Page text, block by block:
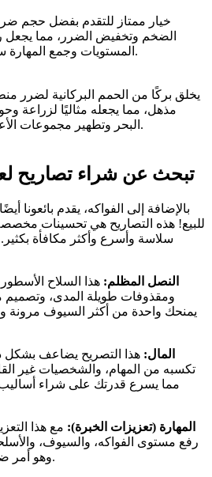
خيار ممتاز للتقدم بفضل حجم
الضخم وتخفيض الضرر، مما يجعل
المستويات وجمع المهارة سهلاً.
يخلق بركًا من الحمم البركانية لضرر
مذهل، مما يجعله مثاليًا لزراعة
البحر وتطهير مجموعات الأعداء.
تبحث عن شراء تصاريح
بالإضافة إلى الفواكه، يقدم بائعونا
للبيع! هذه التصاريح هي تحسينات
سلاسة وأسرع وأكثر مكافأة
النصل المظلم: هذا السلاح
ومقذوفات طويلة المدى، وتصميم
يمنحك واحدة من أكثر السيوف مرونة
2x المال: هذا التصريح يضاعف بشكل
تكسبه من المهام، والشخصيات غير
مما يسرع قدرتك على شراء
2x المهارة (تعزيزات الخبرة): مع هذا
رفع مستوى الفواكه، والسيوف،
وهو أمر ضروري لفتح قدراتك بسرعة.